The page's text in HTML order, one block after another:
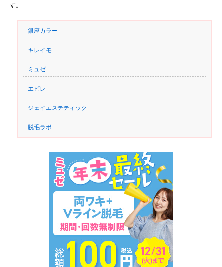
す。
銀座カラー
キレイモ
ミュゼ
エピレ
ジェイエステティック
脱毛ラボ